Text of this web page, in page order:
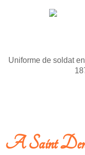
Uniforme de soldat
A Saint Denis